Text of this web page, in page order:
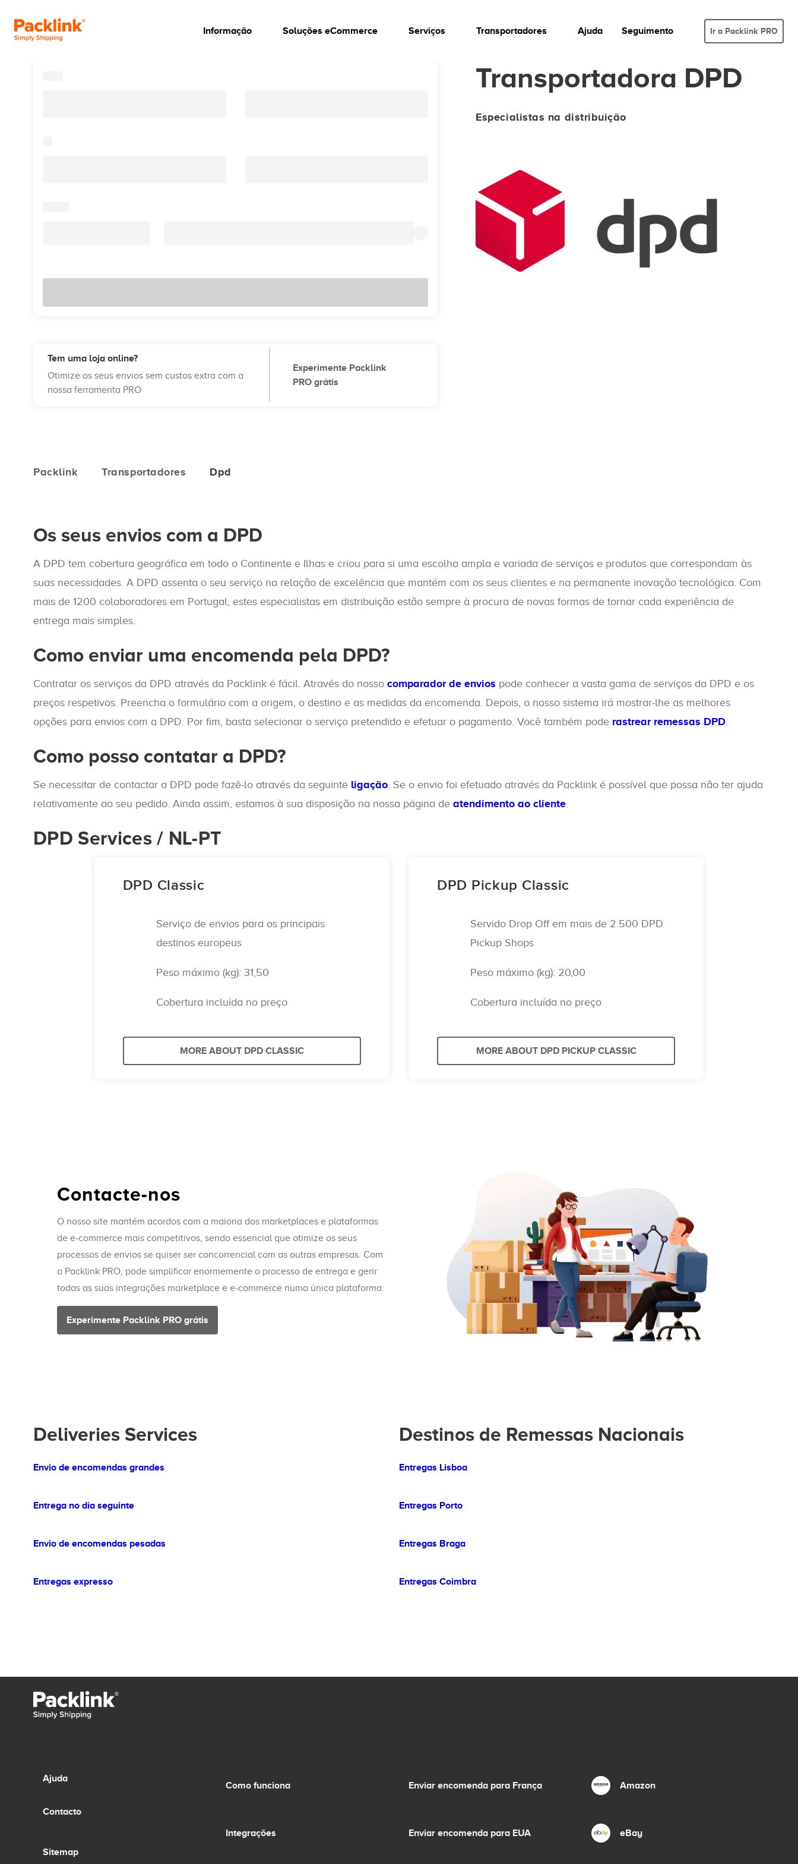
Informação Soluções eCommerce Serviços Transportadores Ajuda Seguimento Ir a Packlink PRO
Transportadora DPD
Especialistas na distribuição
Tem uma loja online?
Otimize os seus envios sem custos extra com a
nossa ferramenta PRO
Experimente Packlink
PRO grátis
Packlink Transportadores Dpd
Os seus envios com a DPD
A DPD tem cobertura geográfica em todo o Continente e Ilhas e criou para si uma escolha ampla e variada de serviços e produtos que correspondam às
suas necessidades. A DPD assenta o seu serviço na relação de excelência que mantém com os seus clientes e na permanente inovação tecnológica. Com
mais de 1200 colaboradores em Portugal, estes especialistas em distribuição estão sempre à procura de novas formas de tornar cada experiência de
entrega mais simples.
Como enviar uma encomenda pela DPD?
Contratar os serviços da DPD através da Packlink é fácil. Através do nosso comparador de envios pode conhecer a vasta gama de serviços da DPD e os
preços respetivos. Preencha o formulário com a origem, o destino e as medidas da encomenda. Depois, o nosso sistema irá mostrar-lhe as melhores
opções para envios com a DPD. Por fim, basta selecionar o serviço pretendido e efetuar o pagamento. Você também pode rastrear remessas DPD.
Como posso contatar a DPD?
Se necessitar de contactar a DPD pode fazê-lo através da seguinte ligação. Se o envio foi efetuado através da Packlink é possível que possa não ter ajuda
relativamente ao seu pedido. Ainda assim, estamos à sua disposição na nossa página de atendimento ao cliente.
DPD Services / NL-PT
DPD Classic
Serviço de envios para os principais
destinos europeus
Peso máximo (kg): 31,50
Cobertura incluída no preço
MORE ABOUT DPD CLASSIC
DPD Pickup Classic
Servido Drop Off em mais de 2.500 DPD
Pickup Shops
Peso máximo (kg): 20,00
Cobertura incluída no preço
MORE ABOUT DPD PICKUP CLASSIC
Contacte-nos
O nosso site mantém acordos com a maioria dos marketplaces e plataformas
de e-commerce mais competitivos, sendo essencial que otimize os seus
processos de envios se quiser ser concorrencial com as outras empresas. Com
a Packlink PRO, pode simplificar enormemente o processo de entrega e gerir
todas as suas integrações marketplace e e-commerce numa única plataforma.
Experimente Packlink PRO grátis
Deliveries Services
Envio de encomendas grandes
Entrega no dia seguinte
Envio de encomendas pesadas
Entregas expresso
Destinos de Remessas Nacionais
Entregas Lisboa
Entregas Porto
Entregas Braga
Entregas Coimbra
Ajuda
Contacto
Sitemap
Como funciona
Integrações
Enviar encomenda para França
Enviar encomenda para EUA
Amazon
eBay